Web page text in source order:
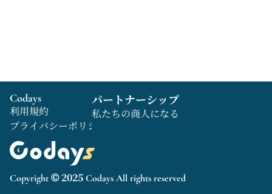
Copyright © 2025 Codays All rights reserved
Codays
利用規約
プライバシーポリシー
パートナーシップ
私たちの商人になる